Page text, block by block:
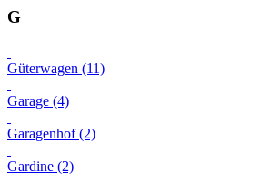
G
Güterwagen (11)
Garage (4)
Garagenhof (2)
Gardine (2)